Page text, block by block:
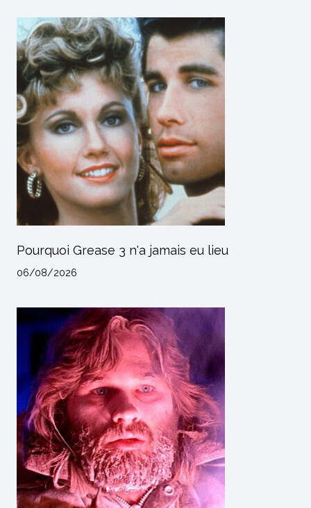
Pourquoi Grease 3 n'a jamais eu lieu
06/08/2026